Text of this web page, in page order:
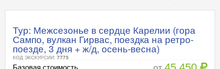
Тур: Межсезонье в сердце Карелии (гора
Сампо, вулкан Гирвас, поездка на ретро-
поезде, 3 дня + ж/д, осень-весна)
КОД ЭКСКУРСИИ: 7775
Базовая стоимость